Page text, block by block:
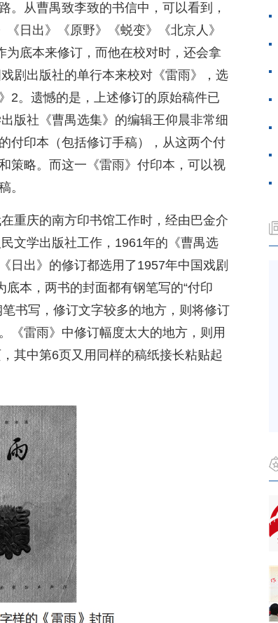
。从曹禺致李致的书信中，可以看到，
日出》《原野》《蜕变》《北京人》
为底本来修订，而他在校对时，还会拿
剧出版社的单行本来校对《雷雨》，选
2。遗憾的是，上述修订的原始稿件已
版社《曹禺选集》的编辑王仰晨非常细
付印本（包括修订手稿），从这两个付
策略。而这一《雷雨》付印本，可以视
。
重庆的南方印书馆工作时，经由巴金介
文学出版社工作，1961年的《曹禺选
日出》的修订都选用了1957年中国戏剧
底本，两书的封面都有钢笔写的“付印
书写，修订文字较多的地方，则将修订
《雷雨》中修订幅度太大的地方，则用
其中第6页又用同样的稿纸接长粘贴起